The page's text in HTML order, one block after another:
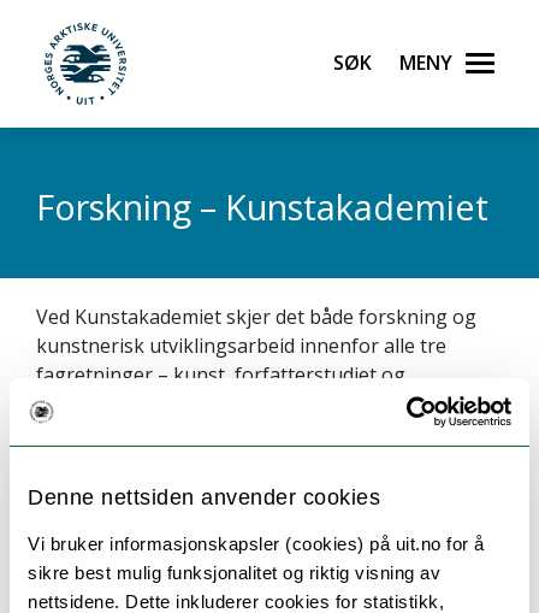
Denne nettsiden anvender cookies
Vi bruker informasjonskapsler (cookies) på uit.no for å
sikre best mulig funksjonalitet og riktig visning av
nettsidene. Dette inkluderer cookies for statistikk,
Gå til hovedinnhold
UiT Norges arktiske universitet
Søk Meny
Forskning – Kunstakademiet
Ved Kunstakademiet skjer det både forskning og
kunstnerisk utviklingsarbeid innenfor alle tre
fagretninger – kunst, forfatterstudiet og
landskapsarkitektur. Forskningen og det
kunstneriske utviklingsarbeidet tar for en stor del
i nord, i Sápmi og på Svalbard. Våre forskere er
nettverk, og offentliggjør sine arbeider og verk
nasjonalt og internasjonalt.